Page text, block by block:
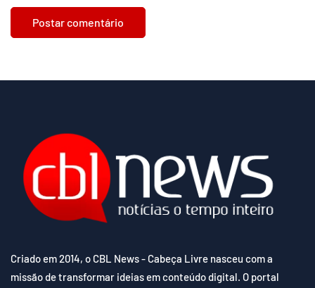
Criado em 2014, o CBL News - Cabeça Livre nasceu com a
missão de transformar ideias em conteúdo digital. O portal